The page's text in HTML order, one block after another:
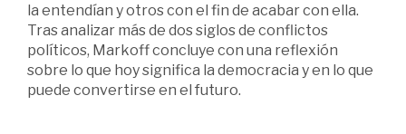
la entendían y otros con el fin de acabar con ella.
Tras analizar más de dos siglos de conflictos
políticos, Markoff concluye con una reflexión
sobre lo que hoy significa la democracia y en lo que
puede convertirse en el futuro.